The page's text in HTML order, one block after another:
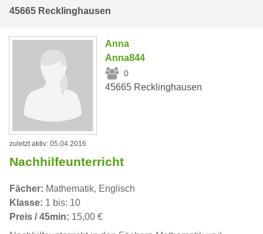
45665 Recklinghausen
Anna
Anna844
0
45665 Recklinghausen
zuletzt aktiv: 05.04.2016
Nachhilfeunterricht
Fächer: Mathematik, Englisch
Klasse: 1 bis: 10
Preis / 45min: 15,00 €